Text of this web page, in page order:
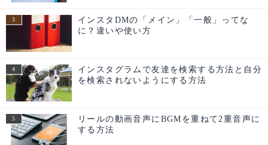
インスタDMの「メイン」「一般」ってな
に？違いや使い方
インスタグラムで友達を検索する方法と自分
を検索されないようにする方法
リールの動画音声にBGMを重ねて2重音声に
する方法